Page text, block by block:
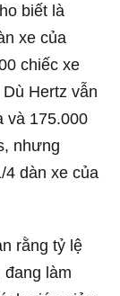
biết là
xe của
chiếc xe
Hertz vẫn
và 175.000
nhưng
4 dàn xe của
rằng tỷ lệ
làm